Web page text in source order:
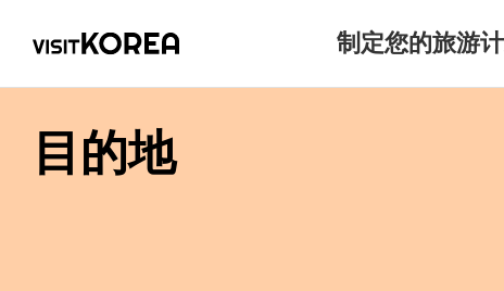
制定您的旅游
目的地